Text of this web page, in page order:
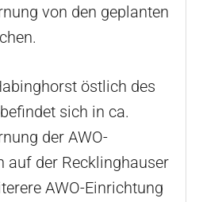
von den geplanten
östlich des
sich in ca.
der AWO-
auf der Recklinghauser
AWO-Einrichtung